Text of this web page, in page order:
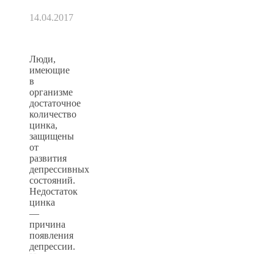
14.04.2017
Люди,
имеющие
в
организме
достаточное
количество
цинка,
защищены
от
развития
депрессивных
состояний.
Недостаток
цинка
—
причина
появления
депрессии.